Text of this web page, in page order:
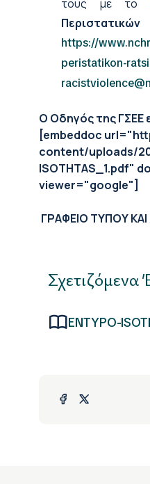
τους με το
https://
peristatikon-
Ο Οδηγός της ΓΣΕΕ
[embeddoc
content/uploads/
ISOTHTAS_1.pdf"
ΓΡΑΦΕΙΟ ΤΥΠΟΥ
ENTYPO-